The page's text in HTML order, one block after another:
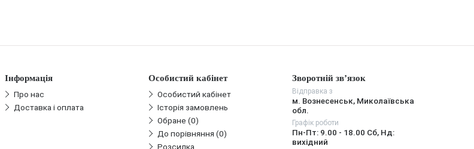
Інформація
Про нас
Доставка і оплата
Особистий кабінет
Особистий кабінет
Історія замовлень
Обране (0)
До порівняння (0)
Розсилка
Зворотній зв’язок
Відправка з
м. Вознесенськ, Миколаївська
обл.
Графік роботи
Пн-Пт: 9.00 - 18.00 Сб, Нд:
вихідний